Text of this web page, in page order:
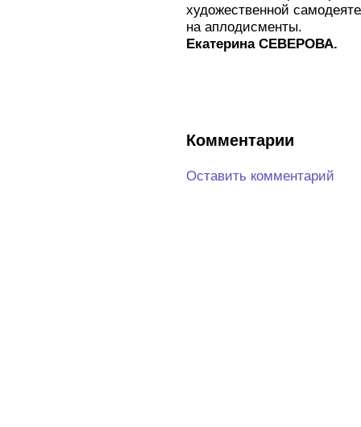
художественной
на аплодисменты.
Екатерина СЕВЕРОВА.
Комментарии
Оставить комментарий